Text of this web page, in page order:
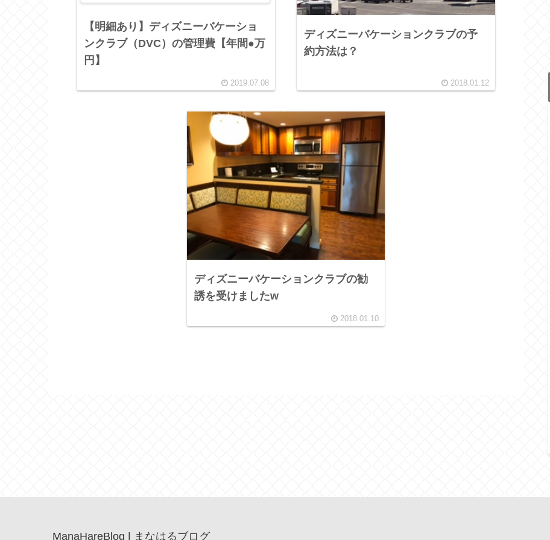
【明細あり】ディズニーバケーショ
ンクラブ（DVC）の管理費【年間●万
円】
2019.07.08
ディズニーバケーションクラブの予
約方法は？
2018.01.12
ディズニーバケーションクラブの勧
誘を受けましたw
2018.01.10
ManaHareBlog | まなはるブログ